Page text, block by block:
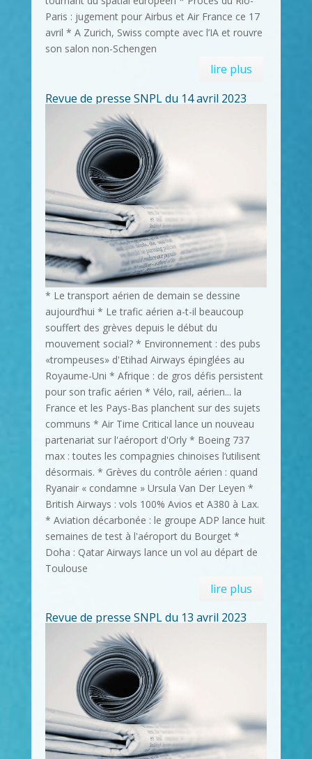
Paris : jugement pour Airbus et Air France ce 17
avril * A Zurich, Swiss compte avec l’IA et rouvre
son salon non-Schengen
lire plus
Revue de presse SNPL du 14 avril 2023
* Le transport aérien de demain se dessine
aujourd’hui * Le trafic aérien a-t-il beaucoup
souffert des grèves depuis le début du
mouvement social? * Environnement : des pubs
«trompeuses» d'Etihad Airways épinglées au
Royaume-Uni * Afrique : de gros défis persistent
pour son trafic aérien * Vélo, rail, aérien... la
France et les Pays-Bas planchent sur des sujets
communs * Air Time Critical lance un nouveau
partenariat sur l'aéroport d'Orly * Boeing 737
max : toutes les compagnies chinoises l’utilisent
désormais. * Grèves du contrôle aérien : quand
Ryanair « condamne » Ursula Van Der Leyen *
British Airways : vols 100% Avios et A380 à Lax.
* Aviation décarbonée : le groupe ADP lance huit
semaines de test à l'aéroport du Bourget *
Doha : Qatar Airways lance un vol au départ de
Toulouse
lire plus
Revue de presse SNPL du 13 avril 2023